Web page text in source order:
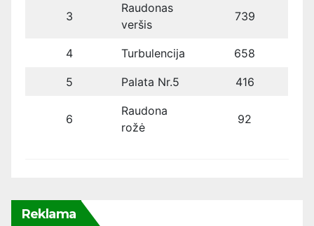
3
Raudonas
veršis
739
4 Turbulencija 658
5 Palata Nr.5 416
6
Raudona
rožė
92
Reklama